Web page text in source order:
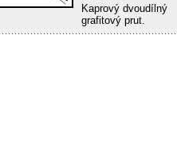
Kaprový dvoudílný
grafitový prut.